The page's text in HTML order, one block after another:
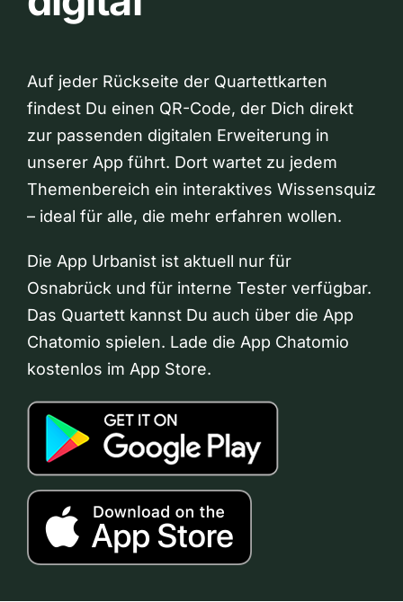
Auf jeder Rückseite der Quartettkarten
findest Du einen QR-Code, der Dich direkt
zur passenden digitalen Erweiterung in
unserer App führt. Dort wartet zu jedem
Themenbereich ein interaktives Wissensquiz
– ideal für alle, die mehr erfahren wollen.
Die App Urbanist ist aktuell nur für
Osnabrück und für interne Tester verfügbar.
Das Quartett kannst Du auch über die App
Chatomio spielen. Lade die App Chatomio
kostenlos im App Store.